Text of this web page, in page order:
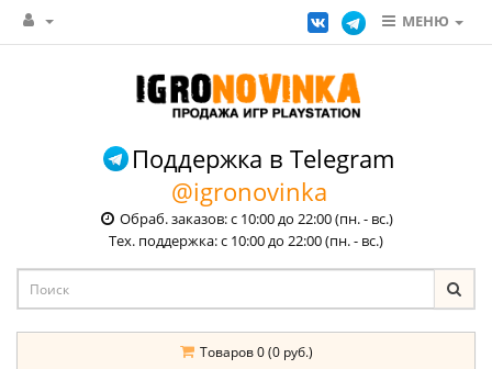
МЕНЮ
Поддержка в Telegram
@igronovinka
Обраб. заказов: с 10:00 до 22:00 (пн. - вс.)
Тех. поддержка: с 10:00 до 22:00 (пн. - вс.)
Товаров 0 (0 руб.)